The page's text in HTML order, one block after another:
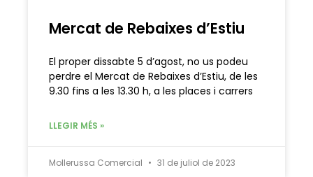
Mercat de Rebaixes d’Estiu
El proper dissabte 5 d’agost, no us podeu
perdre el Mercat de Rebaixes d’Estiu, de les
9.30 fins a les 13.30 h, a les places i carrers
LLEGIR MÉS »
Mollerussa Comercial 31 de juliol de 2023